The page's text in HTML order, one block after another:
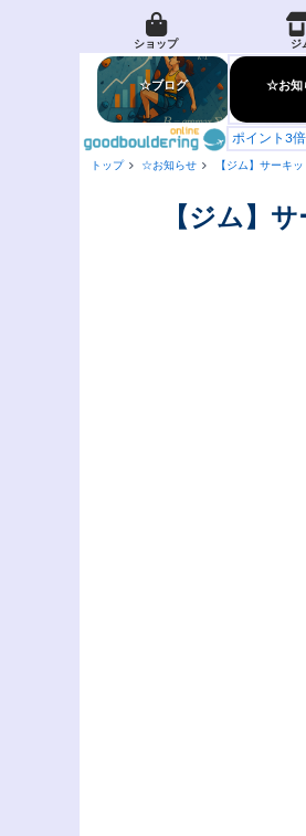
ショップ ジ
☆ブログ ☆お知
ポイント3倍
トップ ☆お知らせ 【ジム】サーキ
【ジム】